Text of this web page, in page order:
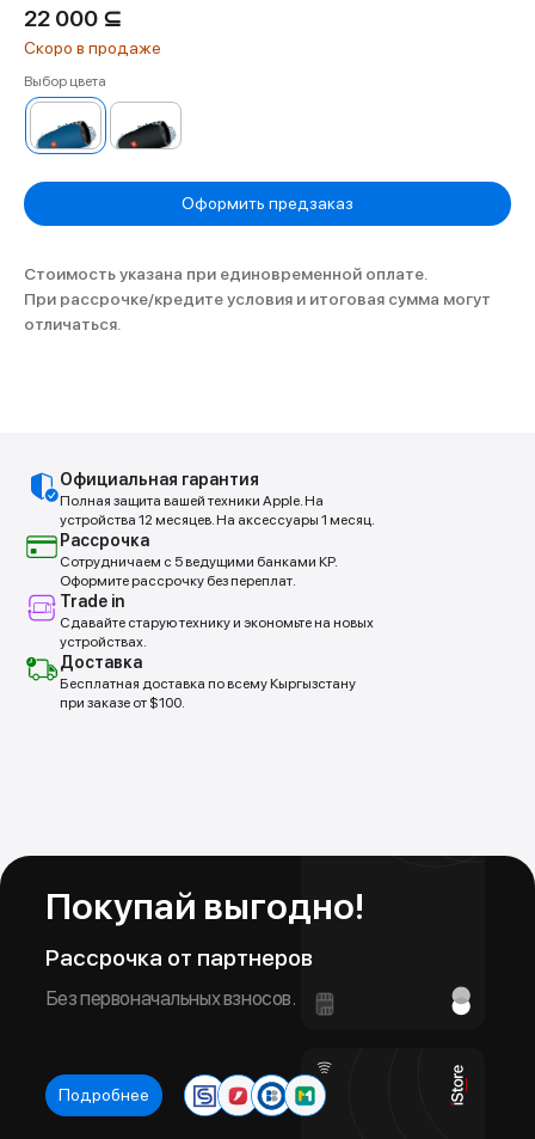
22 000 ⊆
Выбор цвета
Оформить предзаказ
Стоимость указана при единовременной оплате.
При рассрочке/кредите условия и итоговая сумма могут
отличаться.
Официальная гарантия
Полная защита вашей техники Apple. На
устройства 12 месяцев. На аксессуары 1 месяц.
Рассрочка
Сотрудничаем с 5 ведущими банками КР.
Оформите рассрочку без переплат.
Trade in
Сдавайте старую технику и экономьте на новых
устройствах.
Доставка
Бесплатная доставка по всему Кыргызстану
при заказе от $100.
Подробнее
Подробнее
Без первоначальных взносов.
Рассрочка от партнеров